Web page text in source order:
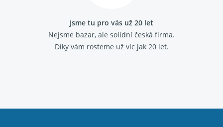
Jsme tu pro vás už 20 let
Nejsme bazar, ale solidní česká firma.
Díky vám rosteme už víc jak 20 let.